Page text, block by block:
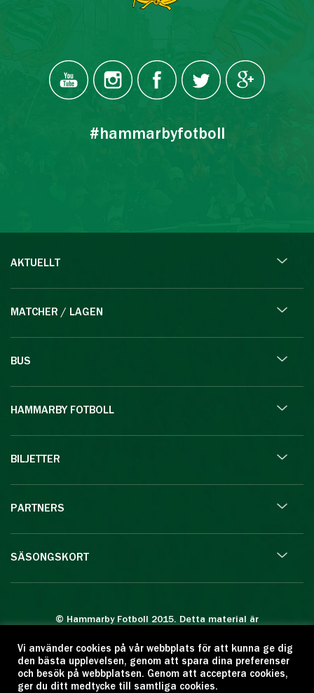
#hammarbyfotboll
AKTUELLT
MATCHER / LAGEN
BUS
HAMMARBY FOTBOLL
BILJETTER
PARTNERS
SÄSONGSKORT
© Hammarby Fotboll 2015. Detta material är
Eftertryck eller annan kopiering är förbjuden.
Citera oss gärna men ange källan:
www.hammarbyfotboll.se. Ansvarig utgivare:
Vi använder cookies på vår webbplats för att kunna ge dig
den bästa upplevelsen, genom att spara dina preferenser
och besök på webbplatsen. Genom att acceptera cookies,
ger du ditt medtycke till samtliga cookies.